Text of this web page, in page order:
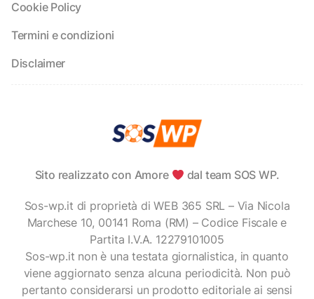
Cookie Policy
Termini e condizioni
Disclaimer
Sito realizzato con Amore dal team SOS WP.
Sos-wp.it di proprietà di WEB 365 SRL – Via Nicola
Marchese 10, 00141 Roma (RM) – Codice Fiscale e
Partita I.V.A. 12279101005
Sos-wp.it non è una testata giornalistica, in quanto
viene aggiornato senza alcuna periodicità. Non può
pertanto considerarsi un prodotto editoriale ai sensi